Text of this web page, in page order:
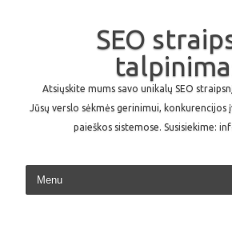
SEO
Atsiųskite mums savo unikalų SEO
Jūsų verslo sėkmės gerinimui,
paieškos sistemose. Susisiekime:
Skip to